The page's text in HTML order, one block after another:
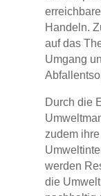
Handeln.
auf das
Umgang
Durch die
zudem
werden
die